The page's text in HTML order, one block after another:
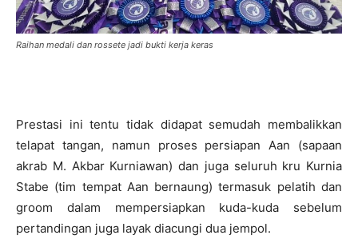
Raihan medali dan rossete jadi bukti kerja keras
Prestasi ini tentu tidak didapat semudah membalikkan
telapat tangan, namun proses persiapan Aan (sapaan
akrab M. Akbar Kurniawan) dan juga seluruh kru Kurnia
Stabe (tim tempat Aan bernaung) termasuk pelatih dan
groom dalam mempersiapkan kuda-kuda sebelum
pertandingan juga layak diacungi dua jempol.